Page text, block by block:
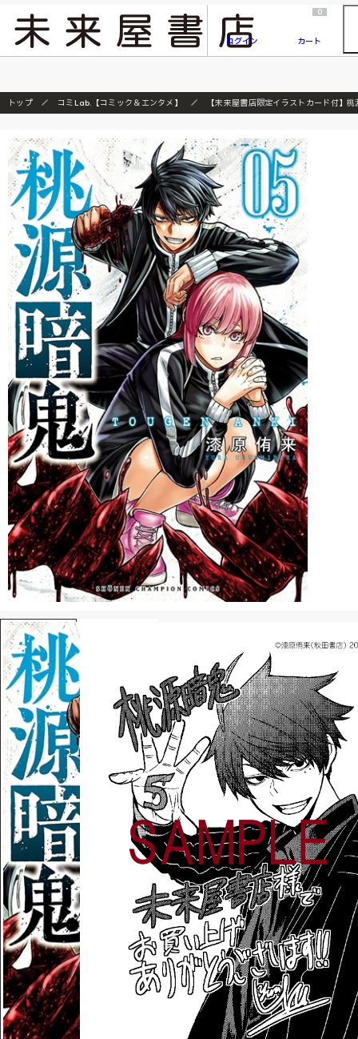
『ONE PIECE magazine 021 ONE PIECEカード付き同梱版』発売延期のご案内
ログイン
0
カート
トップ コミLab.【コミック＆エンタメ】 【未来屋書店限定イラストカード付】